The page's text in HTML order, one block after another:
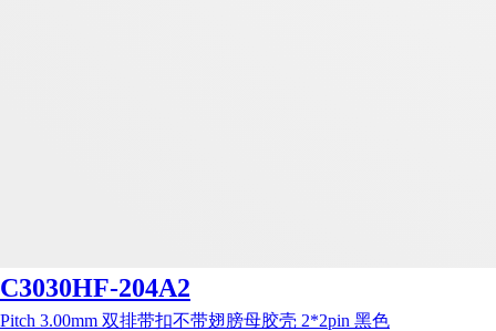
C3030HF-204A2
Pitch 3.00mm 双排带扣不带翅膀母胶壳 2*2pin 黑色